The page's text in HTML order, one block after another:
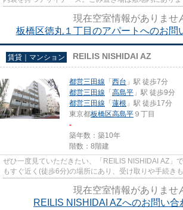
現在空室情報がありませ
板橋区徳丸１丁目のアパートへのお問
賃貸｜マンション REILIS NISHIDAI AZ
都営三田線 「 西台 」駅 徒歩7分
都営三田線 「 高島平 」駅 徒歩9分
都営三田線 「 蓮根 」駅 徒歩17分
東京都板橋区高島平 ９丁目
-
築年数：築10年
階数：8階建
ぜひ一度見ていただきたい、「REILIS NISHIDAI AZ」
もすぐ近く(徒歩6分)の場所にあり、受け取りや手続き
現在空室情報がありませ
REILIS NISHIDAI AZへのお問い合